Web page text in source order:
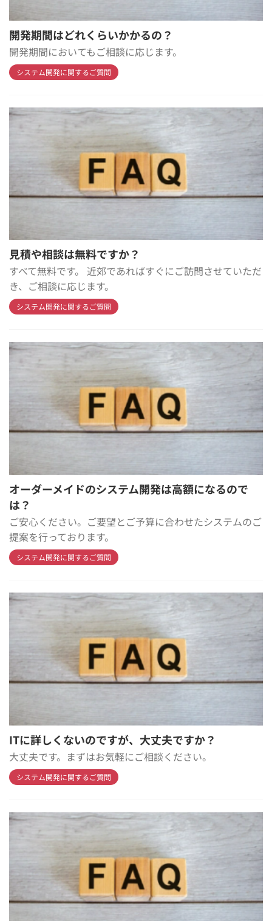
開発期間はどれくらいかかるの？
開発期間においてもご相談に応じます。
システム開発に関するご質問
見積や相談は無料ですか？
すべて無料です。 近郊であればすぐにご訪問させていただ
き、ご相談に応じます。
システム開発に関するご質問
オーダーメイドのシステム開発は高額になるので
は？
ご安心ください。ご要望とご予算に合わせたシステムのご
提案を行っております。
システム開発に関するご質問
ITに詳しくないのですが、大丈夫ですか？
大丈夫です。まずはお気軽にご相談ください。
システム開発に関するご質問